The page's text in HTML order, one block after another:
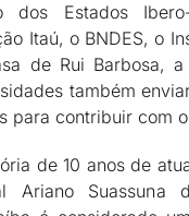
dos Estados
Itaú, o BNDES, o
de Rui Barbosa,
também
para contribuir com
de 10 anos de
Ariano Suassuna